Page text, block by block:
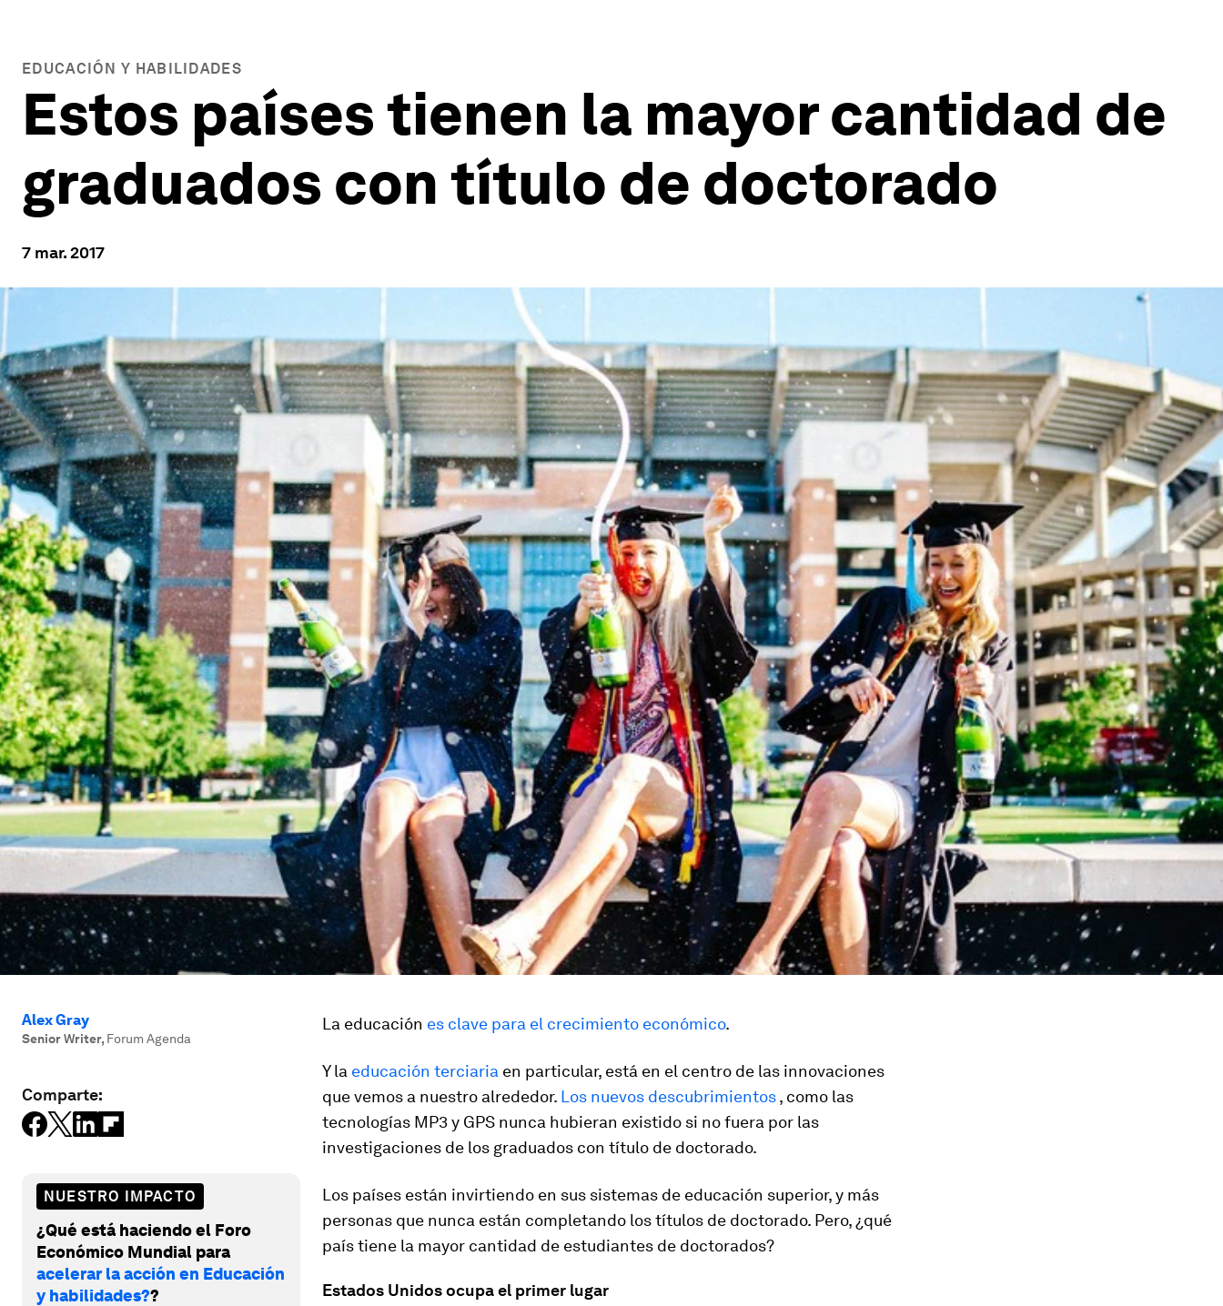
EDUCACIÓN Y HABILIDADES
Estos países tienen la mayor cantidad de
graduados con título de doctorado
7 mar. 2017
Alex Gray
Senior Writer, Forum Agenda
Comparte:
NUESTRO IMPACTO
¿Qué está haciendo el Foro
Económico Mundial para
acelerar la acción en Educación
y habilidades??
La educación es clave para el crecimiento económico.
Y la educación terciaria en particular, está en el centro de las innovaciones
que vemos a nuestro alrededor. Los nuevos descubrimientos, como las
tecnologías MP3 y GPS nunca hubieran existido si no fuera por las
investigaciones de los graduados con título de doctorado.
Los países están invirtiendo en sus sistemas de educación superior, y más
personas que nunca están completando los títulos de doctorado. Pero, ¿qué
país tiene la mayor cantidad de estudiantes de doctorados?
Estados Unidos ocupa el primer lugar